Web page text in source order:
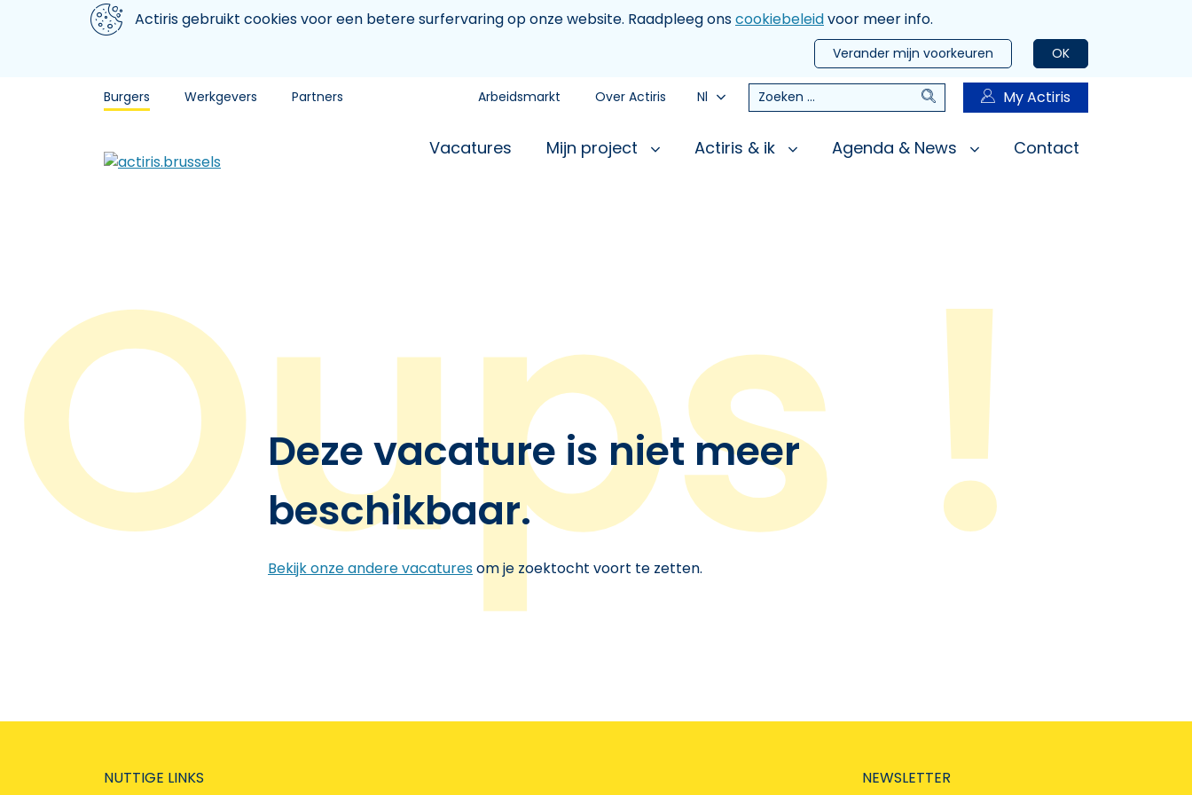
Aller au contenu principal
We gebruiken cookiesActiris gebruikt cookies voor een betere surfervaring op onze website. Raadpleeg onscookiebeleidvoor meer info.
OK
Verander mijn voorkeuren
Burgers Werkgevers Partners Arbeidsmarkt Over Actiris Nl Zoeken Zoeken My Actiris
Vacatures Mijn project Actiris & ik Agenda & News Contact
Deze vacature is niet meer
beschikbaar.
Bekijk onze andere vacaturesom je zoektocht voort te zetten.
NUTTIGE LINKS NEWSLETTER